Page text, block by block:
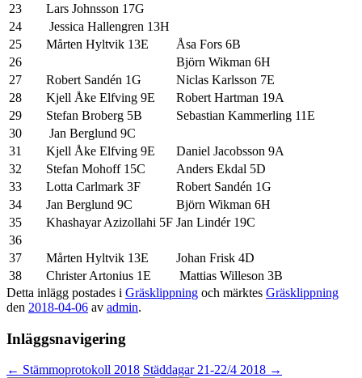
23
Lars Johnsson 17G
24
Jessica Hallengren 13H
25
Mårten Hyltvik 13E
Åsa Fors 6B
26
Björn Wikman 6H
27
Robert Sandén 1G
Niclas Karlsson 7E
28
Kjell Åke Elfving 9E
Robert Hartman 19A
29
Stefan Broberg 5B
Sebastian Kammerling 11E
30
Jan Berglund 9C
31
Kjell Åke Elfving 9E
Daniel Jacobsson 9A
32
Stefan Mohoff 15C
Anders Ekdal 5D
33
Lotta Carlmark 3F
Robert Sandén 1G
34
Jan Berglund 9C
Björn Wikman 6H
35
Khashayar Azizollahi 5F Jan Lindér 19C
36
37
Mårten Hyltvik 13E
Johan Frisk 4D
38
Christer Artonius 1E
Mattias Willeson 3B
Detta inlägg postades i Gräsklippning och märktes Gräsklippning
den 2018-04-06 av admin.
Inläggsnavigering
← Stämmoprotokoll 2018 Städdagar 21-22/4 2018 →